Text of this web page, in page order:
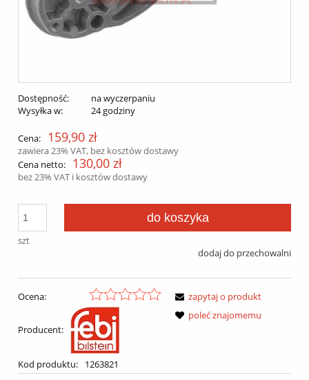
Dostępność:
na wyczerpaniu
Wysyłka w:
24 godziny
Cena: 159,90 zł
zawiera 23% VAT, bez kosztów dostawy
Cena netto:
130,00 zł
bez 23% VAT i kosztów dostawy
szt
do koszyka
dodaj do przechowalni
Ocena:
Producent:
Kod produktu: 1263821
zapytaj o produkt
poleć znajomemu